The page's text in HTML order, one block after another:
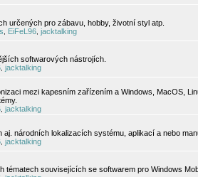
určených pro zábavu, hobby, životní styl atp.
EiFeL96 jacktalking
softwarových nástrojích.
jacktalking
mezi kapesním zařízením a Windows, MacOS,
jacktalking
aj. národních lokalizacích systému, aplikací a nebo
jacktalking
tématech souvisejících se softwarem pro Windows